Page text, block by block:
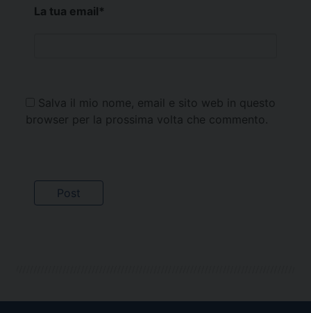
La tua email*
Salva il mio nome, email e sito web in questo
browser per la prossima volta che commento.